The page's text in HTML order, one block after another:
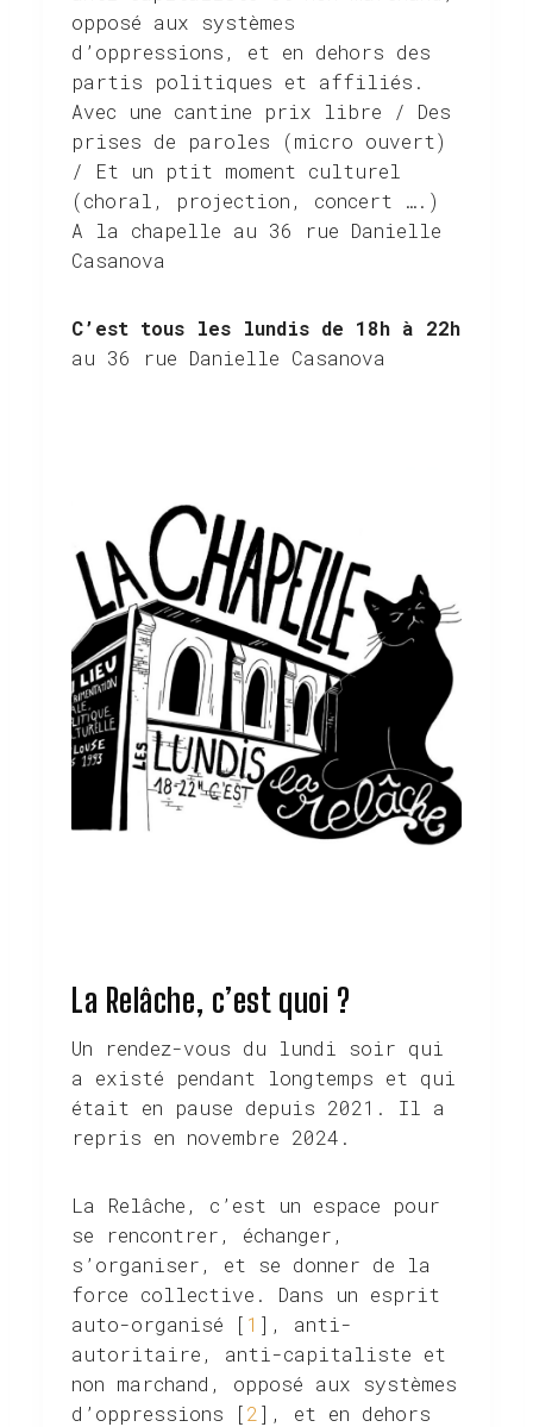
opposé aux systèmes
d’oppressions, et en dehors des
partis politiques et affiliés.
Avec une cantine prix libre / Des
prises de paroles (micro ouvert)
/ Et un ptit moment culturel
(choral, projection, concert ….)
A la chapelle au 36 rue Danielle
Casanova
C’est tous les lundis de 18h à 22h
au 36 rue Danielle Casanova
La Relâche, c’est quoi ?
Un rendez-vous du lundi soir qui
a existé pendant longtemps et qui
était en pause depuis 2021. Il a
repris en novembre 2024.
La Relâche, c’est un espace pour
se rencontrer, échanger,
s’organiser, et se donner de la
force collective. Dans un esprit
auto-organisé [ 1 ], anti-
autoritaire, anti-capitaliste et
non marchand, opposé aux systèmes
d’oppressions [2 ], et en dehors